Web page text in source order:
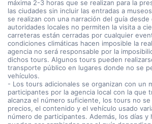
máxima 2-3 horas que se realizan para la
las ciudades sin incluir las entradas a
se realizan con una narración del guía desde
autoridades locales no permiten la visita a
carreteras están cerradas por cualquier
condiciones climáticas hacen imposible la
agencia no será responsable por la
dichos tours. Algunos tours pueden
transporte público en lugares donde no se
vehículos.
- Los tours adicionales se organizan con un
participantes por la agencia local con la que
alcanza el número suficiente, los tours no se
precios, el contenido y el vehículo usado
número de participantes. Además, los días y